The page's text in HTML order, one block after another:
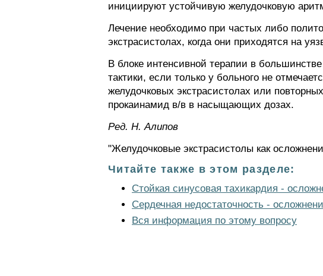
инициируют устойчивую желудочковую
Лечение необходимо при частых либо
экстрасистолах, когда они приходятся на
В блоке интенсивной терапии в
тактики, если только у больного не
желудочковых экстрасистолах или
прокаинамид в/в в насыщающих дозах.
Ред. Н. Алипов
"Желудочковые экстрасистолы как
Читайте также в этом разделе:
Стойкая синусовая тахикардия -
Сердечная недостаточность -
Вся информация по этому вопросу